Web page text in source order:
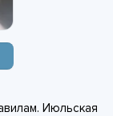
Июльская